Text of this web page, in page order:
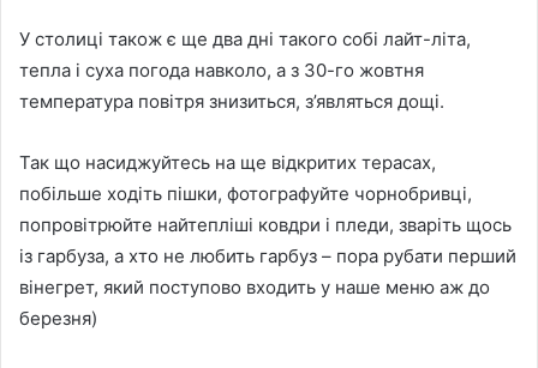
У столиці також є ще два дні такого собі лайт-літа,
тепла і суха погода навколо, а з 30-го жовтня
температура повітря знизиться, з’являться дощі.
Так що насиджуйтесь на ще відкритих терасах,
побільше ходіть пішки, фотографуйте чорнобривці,
попровітрюйте найтепліші ковдри і пледи, зваріть щось
із гарбуза, а хто не любить гарбуз – пора рубати перший
вінегрет, який поступово входить у наше меню аж до
березня)